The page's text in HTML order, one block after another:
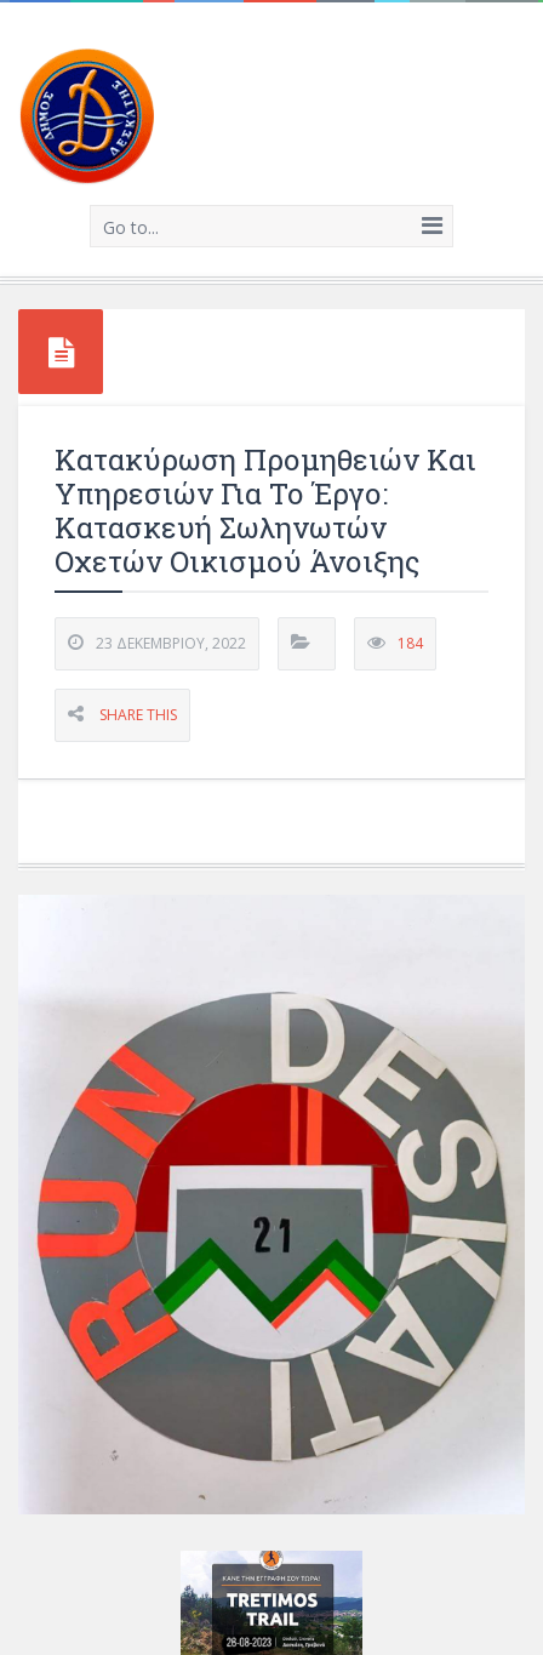
Go to...
Κατακύρωση Προμηθειών Και
Υπηρεσιών Για Το Έργο:
Κατασκευή Σωληνωτών
Οχετών Οικισμού Άνοιξης
23 ΔΕΚΕΜΒΡΊΟΥ, 2022 184
SHARE THIS